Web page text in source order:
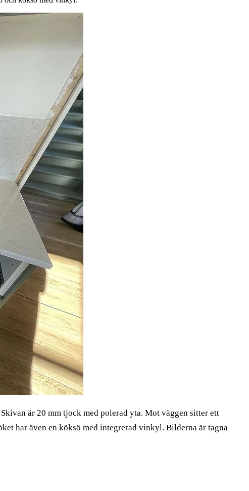
är 20 mm tjock med polerad yta. Mot väggen sitter ett
har även en köksö med integrerad vinkyl. Bilderna är tagna